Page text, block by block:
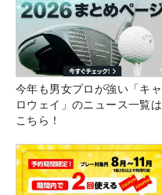
今年も男女プロが強い「キャ
ロウェイ」のニュース一覧は
こちら！